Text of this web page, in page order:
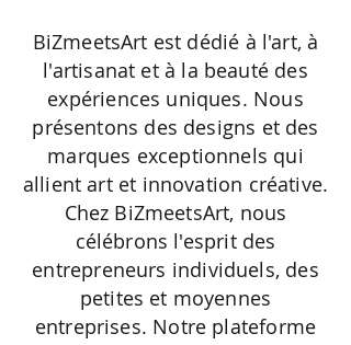
BiZmeetsArt est dédié à l'art, à
l'artisanat et à la beauté des
expériences uniques. Nous
présentons des designs et des
marques exceptionnels qui
allient art et innovation créative.
Chez BiZmeetsArt, nous
célébrons l'esprit des
entrepreneurs individuels, des
petites et moyennes
entreprises. Notre plateforme